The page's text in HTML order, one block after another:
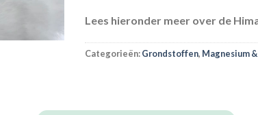
Lees hieronder meer over de
Categorieën:Grondstoffen, Magnesium